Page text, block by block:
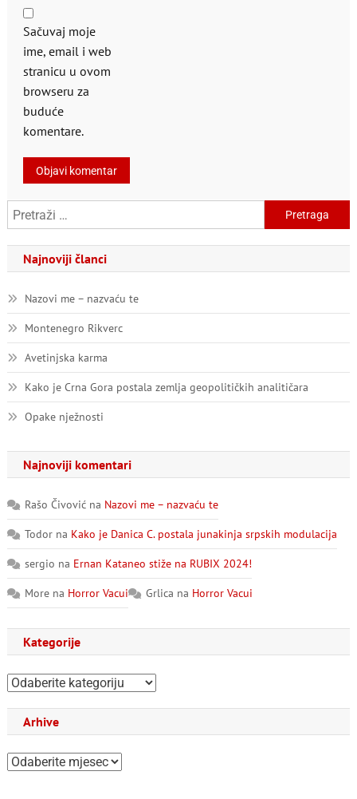
Sačuvaj moje
ime, email i web
stranicu u ovom
browseru za
buduće
komentare.
Pretraga:
Najnoviji članci
Nazovi me – nazvaću te
Montenegro Rikverc
Avetinjska karma
Kako je Crna Gora postala zemlja geopolitičkih analitičara
Opake nježnosti
Najnoviji komentari
Rašo Čivovićna Nazovi me – nazvaću te
Todorna Kako je Danica C. postala junakinja srpskih modulacija
sergio na Ernan Kataneo stiže na RUBIX 2024!
Morena Horror Vacui Grlica na Horror Vacui
Kategorije
Kategorije
Arhive
Arhive